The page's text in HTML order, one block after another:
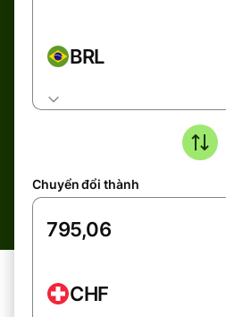
BRL
Chuyển đổi thành
CHF